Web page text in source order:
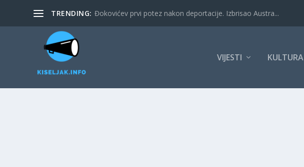
TRENDING: Đokovićev prvi potez nakon deportacije. Izbrisao Austra...
VIJESTI KULTURA